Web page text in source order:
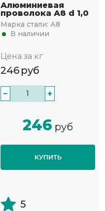
Алюминиевая
проволока А8 d 1,0
Марка стали: А8
В наличии
Цена за кг
246 руб
− +
246 руб
КУПИТЬ
5